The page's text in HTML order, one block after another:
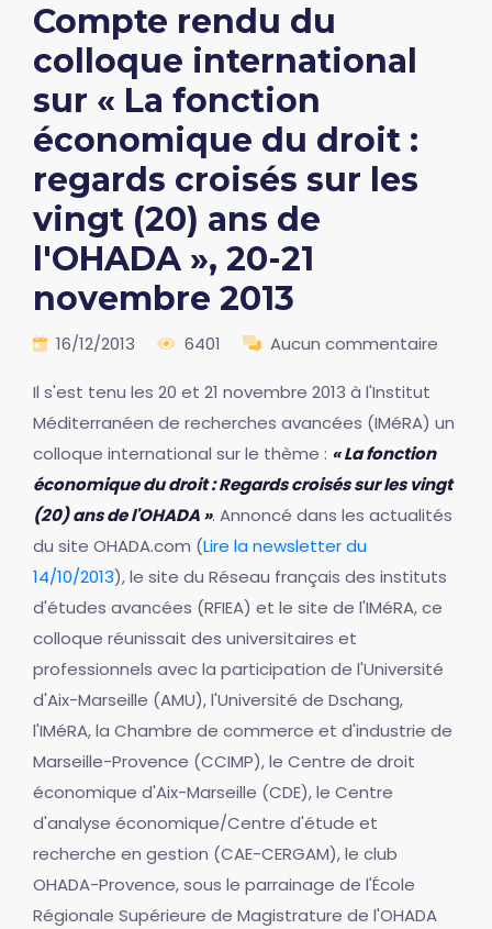
Compte rendu du
colloque international
sur « La fonction
économique du droit :
regards croisés sur les
vingt (20) ans de
l'OHADA », 20-21
novembre 2013
16/12/2013 6401 Aucun commentaire
Il s'est tenu les 20 et 21 novembre 2013 à l'Institut
Méditerranéen de recherches avancées (IMéRA) un
colloque international sur le thème : « La fonction
économique du droit : Regards croisés sur les vingt
(20) ans de l'OHADA ». Annoncé dans les actualités
du site OHADA.com (Lire la newsletter du
14/10/2013), le site du Réseau français des instituts
d'études avancées (RFIEA) et le site de l'IMéRA, ce
colloque réunissait des universitaires et
professionnels avec la participation de l'Université
d'Aix-Marseille (AMU), l'Université de Dschang,
l'IMéRA, la Chambre de commerce et d'industrie de
Marseille-Provence (CCIMP), le Centre de droit
économique d'Aix-Marseille (CDE), le Centre
d'analyse économique/Centre d'étude et
recherche en gestion (CAE-CERGAM), le club
OHADA-Provence, sous le parrainage de l'École
Régionale Supérieure de Magistrature de l'OHADA